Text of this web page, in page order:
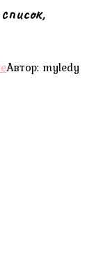
Автор: myledy